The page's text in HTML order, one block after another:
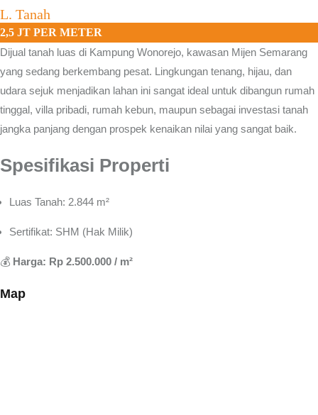
L. Tanah
2,5 JT PER METER
Dijual tanah luas di Kampung Wonorejo, kawasan Mijen Semarang
yang sedang berkembang pesat. Lingkungan tenang, hijau, dan
udara sejuk menjadikan lahan ini sangat ideal untuk dibangun rumah
tinggal, villa pribadi, rumah kebun, maupun sebagai investasi tanah
jangka panjang dengan prospek kenaikan nilai yang sangat baik.
Spesifikasi Properti
Luas Tanah: 2.844 m²
Sertifikat: SHM (Hak Milik)
💰 Harga: Rp 2.500.000 / m²
Map